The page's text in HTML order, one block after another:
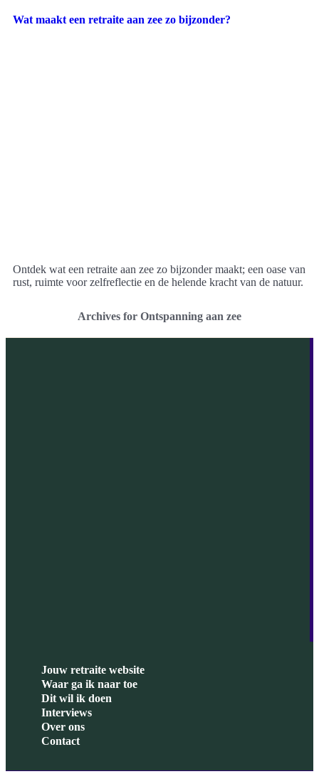
Wat maakt een retraite aan zee zo bijzonder?
Ontdek wat een retraite aan zee zo bijzonder maakt; een oase van
rust, ruimte voor zelfreflectie en de helende kracht van de natuur.
Archives for Ontspanning aan zee
Jouw retraite website
Waar ga ik naar toe
Dit wil ik doen
Interviews
Over ons
Contact